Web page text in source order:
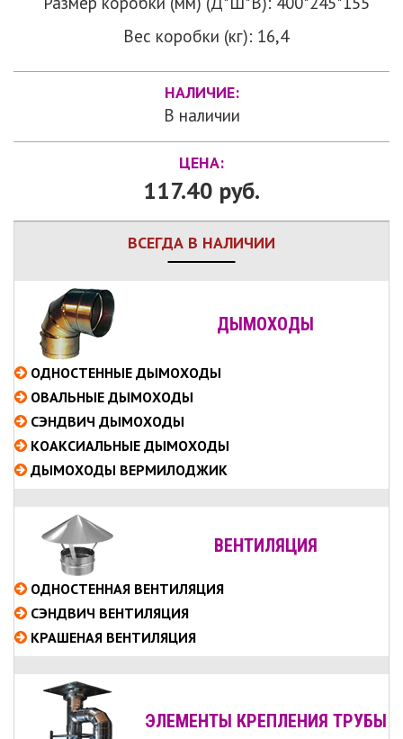
Вес коробки (кг): 16,4
НАЛИЧИЕ:
В наличии
ЦЕНА:
117.40 руб.
ВСЕГДА В НАЛИЧИИ
ДЫМОХОДЫ
ОДНОСТЕННЫЕ ДЫМОХОДЫ
ОВАЛЬНЫЕ ДЫМОХОДЫ
СЭНДВИЧ ДЫМОХОДЫ
КОАКСИАЛЬНЫЕ ДЫМОХОДЫ
ДЫМОХОДЫ ВЕРМИЛОДЖИК
ВЕНТИЛЯЦИЯ
ОДНОСТЕННАЯ ВЕНТИЛЯЦИЯ
СЭНДВИЧ ВЕНТИЛЯЦИЯ
КРАШЕНАЯ ВЕНТИЛЯЦИЯ
ЭЛЕМЕНТЫ КРЕПЛЕНИЯ ТРУБЫ